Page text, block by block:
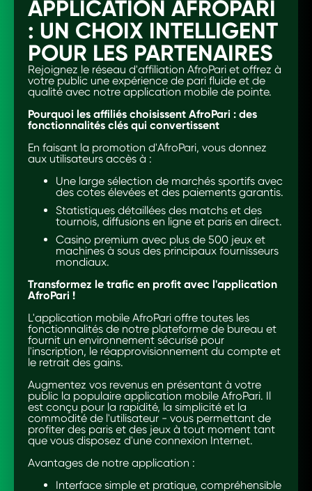
APPLICATION AFROPARI
: UN CHOIX INTELLIGENT
POUR LES PARTENAIRES
Rejoignez le réseau d'affiliation AfroPari et offrez à
votre public une expérience de pari fluide et de
qualité avec notre application mobile de pointe.
Pourquoi les affiliés choisissent AfroPari : des
fonctionnalités clés qui convertissent
En faisant la promotion d'AfroPari, vous donnez
aux utilisateurs accès à :
Une large sélection de marchés sportifs avec
des cotes élevées et des paiements garantis.
Statistiques détaillées des matchs et des
tournois, diffusions en ligne et paris en direct.
Casino premium avec plus de 500 jeux et
machines à sous des principaux fournisseurs
mondiaux.
Transformez le trafic en profit avec l'application
AfroPari !
L'application mobile AfroPari offre toutes les
fonctionnalités de notre plateforme de bureau et
fournit un environnement sécurisé pour
l'inscription, le réapprovisionnement du compte et
le retrait des gains.
Augmentez vos revenus en présentant à votre
public la populaire application mobile AfroPari. Il
est conçu pour la rapidité, la simplicité et la
commodité de l'utilisateur - vous permettant de
profiter des paris et des jeux à tout moment tant
que vous disposez d'une connexion Internet.
Avantages de notre application :
Interface simple et pratique, compréhensible